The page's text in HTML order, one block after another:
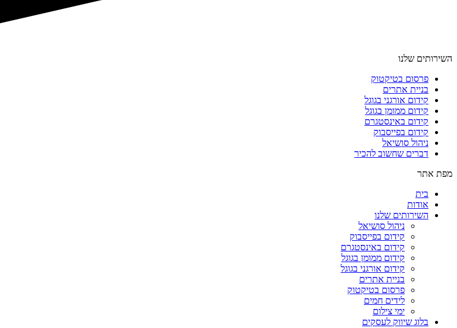
השירותים שלנו
פרסום בטיקטוק
בניית אתרים
קידום אורגני בגוגל
קידום ממומן בגוגל
קידום באינסטגרם
קידום בפייסבוק
ניהול סושיאל
דברים שחשוב להכיר
מפת אתר
בית
אודות
השירותים שלנו
ניהול סושיאל
קידום בפייסבוק
קידום באינסטגרם
קידום ממומן בגוגל
קידום אורגני בגוגל
בניית אתרים
פרסום בטיקטוק
לידים חמים
ימי צילום
בלוג שיווק לעסקים